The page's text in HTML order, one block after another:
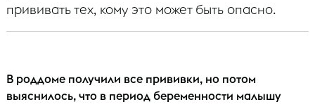
прививать тех, кому это может быть опасно.
В роддоме получили все прививки, но потом
выяснилось, что в период беременности малышу